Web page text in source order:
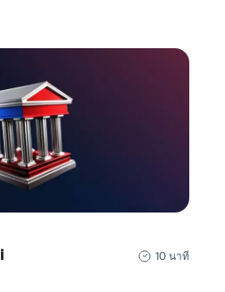
10 นาที